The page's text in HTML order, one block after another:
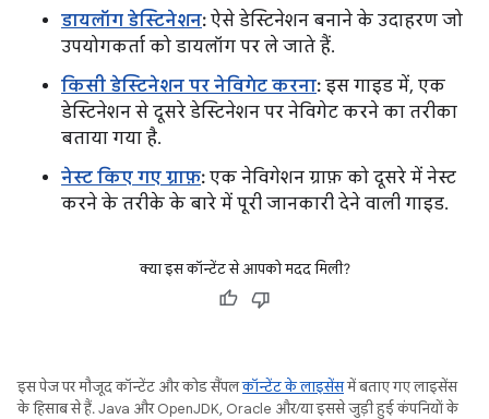
डायलॉग डेस्टिनेशन: ऐसे डेस्टिनेशन बनाने के उदाहरण जो
उपयोगकर्ता को डायलॉग पर ले जाते हैं.
किसी डेस्टिनेशन पर नेविगेट करना: इस गाइड में, एक
डेस्टिनेशन से दूसरे डेस्टिनेशन पर नेविगेट करने का तरीका
बताया गया है.
नेस्ट किए गए ग्राफ़: एक नेविगेशन ग्राफ़ को दूसरे में नेस्ट
करने के तरीके के बारे में पूरी जानकारी देने वाली गाइड.
क्या इस कॉन्टेंट से आपको मदद मिली?
इस पेज पर मौजूद कॉन्टेंट और कोड सैंपलकॉन्टेंट के लाइसेंसमें बताए गए लाइसेंस
के हिसाब से हैं. Java और OpenJDK, Oracle और/या इससे जुड़ी हुई कंपनियों के